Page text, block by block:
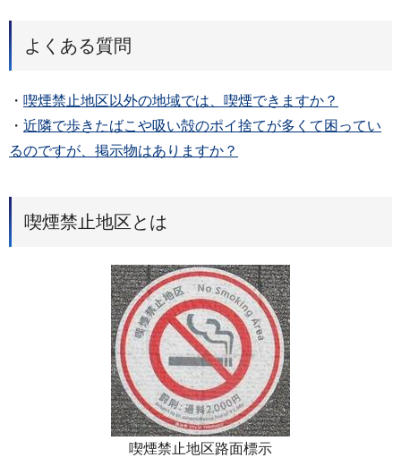
よくある質問
・ 喫煙禁止地区以外の地域では、喫煙できますか？
・ 近隣で歩きたばこや吸い殻のポイ捨てが多くて困ってい
るのですが、掲示物はありますか？
喫煙禁止地区とは
喫煙禁止地区路面標示